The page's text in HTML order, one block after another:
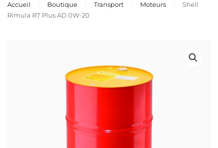
Accueil Boutique Transport Moteurs
Shell
Rimula R7 Plus AD 0W-20